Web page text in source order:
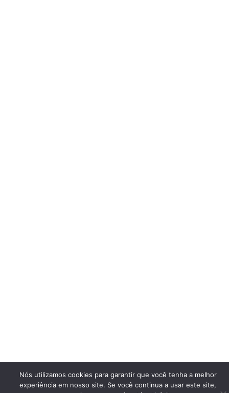
Nós utilizamos cookies para garantir que você tenha a melhor
experiência em nosso site. Se você continua a usar este site,